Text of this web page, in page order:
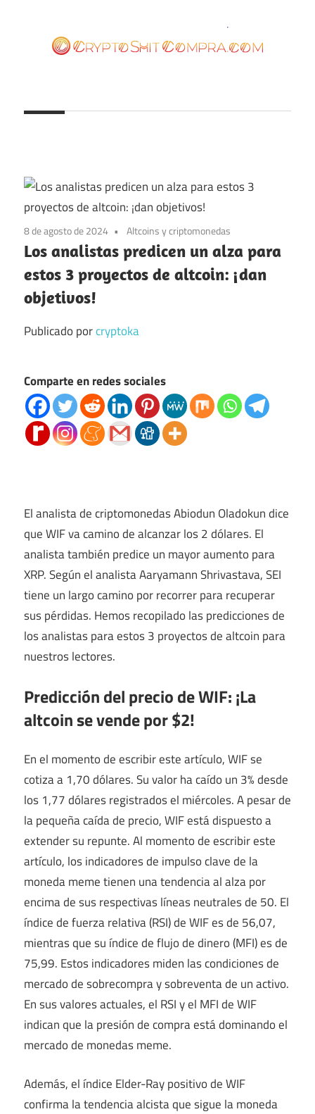
contenido
8 de agosto de 2024 Altcoins y criptomonedas
Los analistas predicen un alza para
estos 3 proyectos de altcoin: ¡dan
objetivos!
Publicado porcryptoka
Comparte en redes sociales
El analista de criptomonedas Abiodun Oladokun dice
que WIF va camino de alcanzar los 2 dólares. El
analista también predice un mayor aumento para
XRP. Según el analista Aaryamann Shrivastava, SEI
tiene un largo camino por recorrer para recuperar
sus pérdidas. Hemos recopilado las predicciones de
los analistas para estos 3 proyectos de altcoin para
nuestros lectores.
Predicción del precio de WIF: ¡La
altcoin se vende por $2!
En el momento de escribir este artículo, WIF se
cotiza a 1,70 dólares. Su valor ha caído un 3% desde
los 1,77 dólares registrados el miércoles. A pesar de
la pequeña caída de precio, WIF está dispuesto a
extender su repunte. Al momento de escribir este
artículo, los indicadores de impulso clave de la
moneda meme tienen una tendencia al alza por
encima de sus respectivas líneas neutrales de 50. El
índice de fuerza relativa (RSI) de WIF es de 56,07,
mientras que su índice de flujo de dinero (MFI) es de
75,99. Estos indicadores miden las condiciones de
mercado de sobrecompra y sobreventa de un activo.
En sus valores actuales, el RSI y el MFI de WIF
indican que la presión de compra está dominando el
mercado de monedas meme.
Además, el índice Elder-Ray positivo de WIF
confirma la tendencia alcista que sigue la moneda